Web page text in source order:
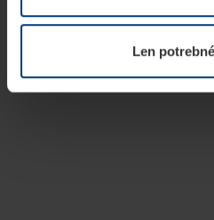
kedykoľvek zmeniť alebo
našej webovej stránky.
Len